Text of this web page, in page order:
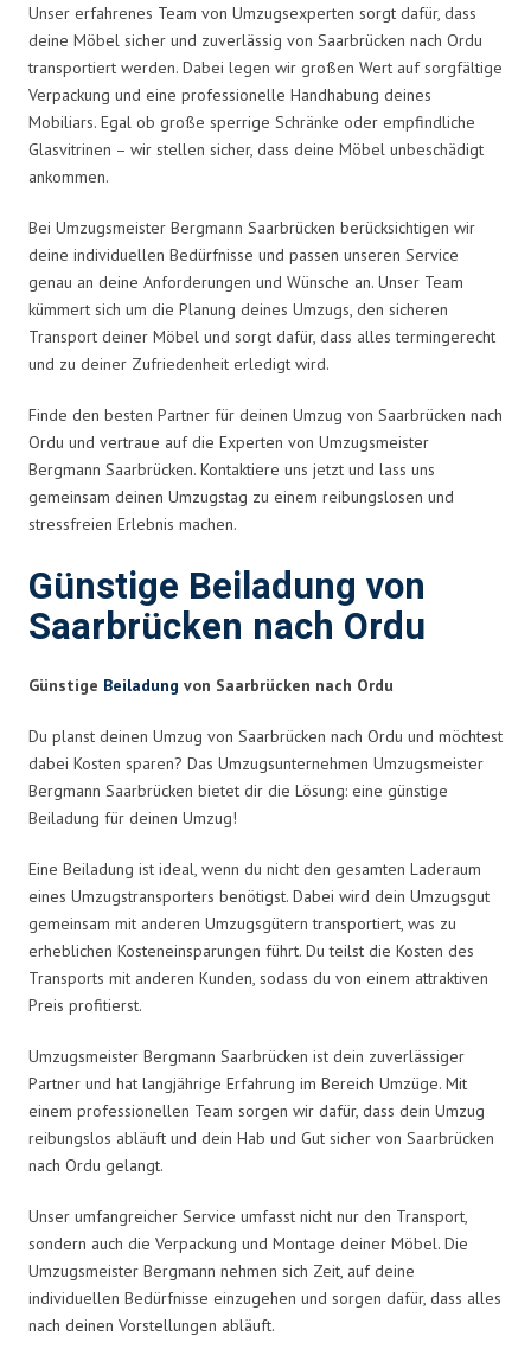
Unser erfahrenes Team von Umzugsexperten sorgt dafür, dass
deine Möbel sicher und zuverlässig von Saarbrücken nach Ordu
transportiert werden. Dabei legen wir großen Wert auf sorgfältige
Verpackung und eine professionelle Handhabung deines
Mobiliars. Egal ob große sperrige Schränke oder empfindliche
Glasvitrinen – wir stellen sicher, dass deine Möbel unbeschädigt
ankommen.
Bei Umzugsmeister Bergmann Saarbrücken berücksichtigen wir
deine individuellen Bedürfnisse und passen unseren Service
genau an deine Anforderungen und Wünsche an. Unser Team
kümmert sich um die Planung deines Umzugs, den sicheren
Transport deiner Möbel und sorgt dafür, dass alles termingerecht
und zu deiner Zufriedenheit erledigt wird.
Finde den besten Partner für deinen Umzug von Saarbrücken nach
Ordu und vertraue auf die Experten von Umzugsmeister
Bergmann Saarbrücken. Kontaktiere uns jetzt und lass uns
gemeinsam deinen Umzugstag zu einem reibungslosen und
stressfreien Erlebnis machen.
Günstige Beiladung von
Saarbrücken nach Ordu
Günstige Beiladung von Saarbrücken nach Ordu
Du planst deinen Umzug von Saarbrücken nach Ordu und möchtest
dabei Kosten sparen? Das Umzugsunternehmen Umzugsmeister
Bergmann Saarbrücken bietet dir die Lösung: eine günstige
Beiladung für deinen Umzug!
Eine Beiladung ist ideal, wenn du nicht den gesamten Laderaum
eines Umzugstransporters benötigst. Dabei wird dein Umzugsgut
gemeinsam mit anderen Umzugsgütern transportiert, was zu
erheblichen Kosteneinsparungen führt. Du teilst die Kosten des
Transports mit anderen Kunden, sodass du von einem attraktiven
Preis profitierst.
Umzugsmeister Bergmann Saarbrücken ist dein zuverlässiger
Partner und hat langjährige Erfahrung im Bereich Umzüge. Mit
einem professionellen Team sorgen wir dafür, dass dein Umzug
reibungslos abläuft und dein Hab und Gut sicher von Saarbrücken
nach Ordu gelangt.
Unser umfangreicher Service umfasst nicht nur den Transport,
sondern auch die Verpackung und Montage deiner Möbel. Die
Umzugsmeister Bergmann nehmen sich Zeit, auf deine
individuellen Bedürfnisse einzugehen und sorgen dafür, dass alles
nach deinen Vorstellungen abläuft.